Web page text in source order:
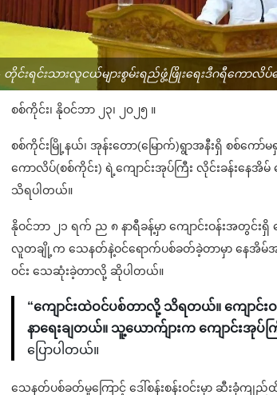
တိုင်းရင်းသားလူငယ်များစွမ်းရည်ဖွံ့ဖြိုးရေးဒီဂရီကောလိပ်
စစ်ကိုင်း၊ နိုဝင်ဘာ ၂၃၊ ၂၀၂၅ ။
စစ်ကိုင်းမြို့နယ်၊ အုန်းတော(မြောက်)ရွာအနီးရှိ စစ်ကေ
ကောလိပ်(စစ်ကိုင်း) ရဲ့ကျောင်းအုပ်ကြီး လိုင်းခန်းန
သိရပါတယ်။
နိုဝင်ဘာ ၂၁ ရက် ည ၈ နာရီခန့်မှာ ကျောင်းဝန်းအတွင်
လူတချို့က သေနတ်နဲ့ဝင်ရောက်ပစ်ခတ်ခဲ့တာမှာ နေအိမ်အတွ
ဝင်း သေဆုံးခဲ့တာလို့ ဆိုပါတယ်။
“ကျောင်းထဲဝင်ပစ်တာလို့ သိရတယ်။ ကျောင်း
နာရေးချတယ်။ သူ့ယောက်ျားက ကျောင်းအုပ်ကြီ
ပြောပါတယ်။
သေနတ်ပစ်ခတ်မှုကြောင့် ဒေါ်စန်းစန်းဝင်းမှာ ဆီးခုံကျ